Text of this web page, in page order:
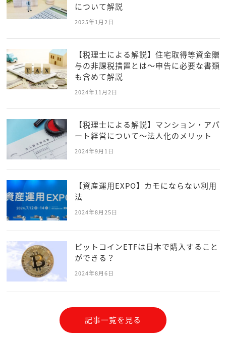
について解説
2025年1月2日
【税理士による解説】住宅取得等資金贈
与の非課税措置とは～申告に必要な書類
も含めて解説
2024年11月2日
【税理士による解説】マンション・アパ
ート経営について～法人化のメリット
2024年9月1日
【資産運用EXPO】カモにならない利用
法
2024年8月25日
ビットコインETFは日本で購入すること
ができる？
2024年8月6日
記事一覧を見る